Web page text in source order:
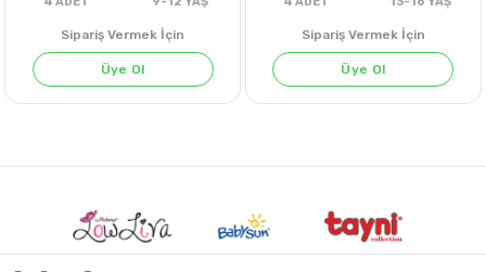
Sipariş Vermek İçin
Üye Ol
Sipariş Vermek İçin
Üye Ol